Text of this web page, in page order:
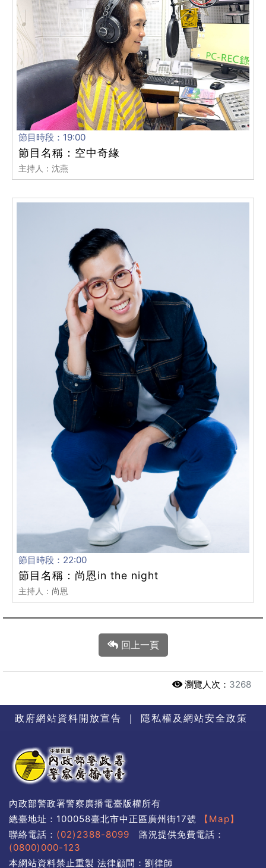
節目時段：19:00
節目名稱：空中奇緣
主持人：沈燕
節目時段：22:00
節目名稱：尚恩in the night
主持人：尚恩
回上一頁
瀏覽人次： 3268
政府網站資料開放宣告 ｜ 隱私權及網站安全政策
內政部警政署警察廣播電臺版權所有
總臺地址：100058臺北市中正區廣州街17號
【Map】
聯絡電話： (02)2388-8099 路況提供免費電話：
(0800)000-123
本網站資料禁止重製 法律顧問：劉律師